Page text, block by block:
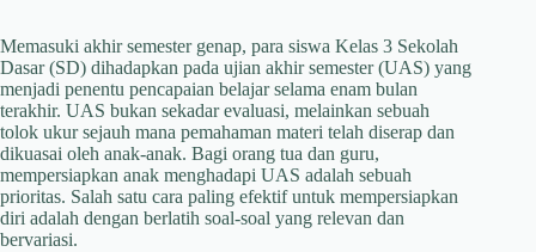
Memasuki akhir semester genap, para siswa Kelas 3 Sekolah
Dasar (SD) dihadapkan pada ujian akhir semester (UAS) yang
menjadi penentu pencapaian belajar selama enam bulan
terakhir. UAS bukan sekadar evaluasi, melainkan sebuah
tolok ukur sejauh mana pemahaman materi telah diserap dan
dikuasai oleh anak-anak. Bagi orang tua dan guru,
mempersiapkan anak menghadapi UAS adalah sebuah
prioritas. Salah satu cara paling efektif untuk mempersiapkan
diri adalah dengan berlatih soal-soal yang relevan dan
bervariasi.